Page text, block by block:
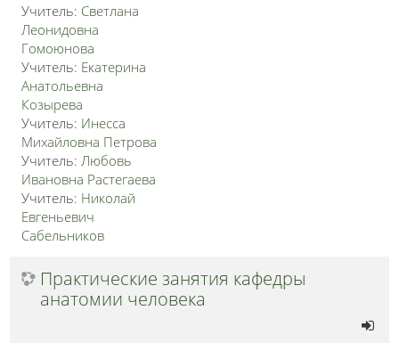
Учитель: Светлана
Леонидовна
Гомоюнова
Учитель: Екатерина
Анатольевна
Козырева
Учитель: Инесса
Михайловна Петрова
Учитель: Любовь
Ивановна Растегаева
Учитель: Николай
Евгеньевич
Сабельников
Практические занятия кафедры
анатомии человека